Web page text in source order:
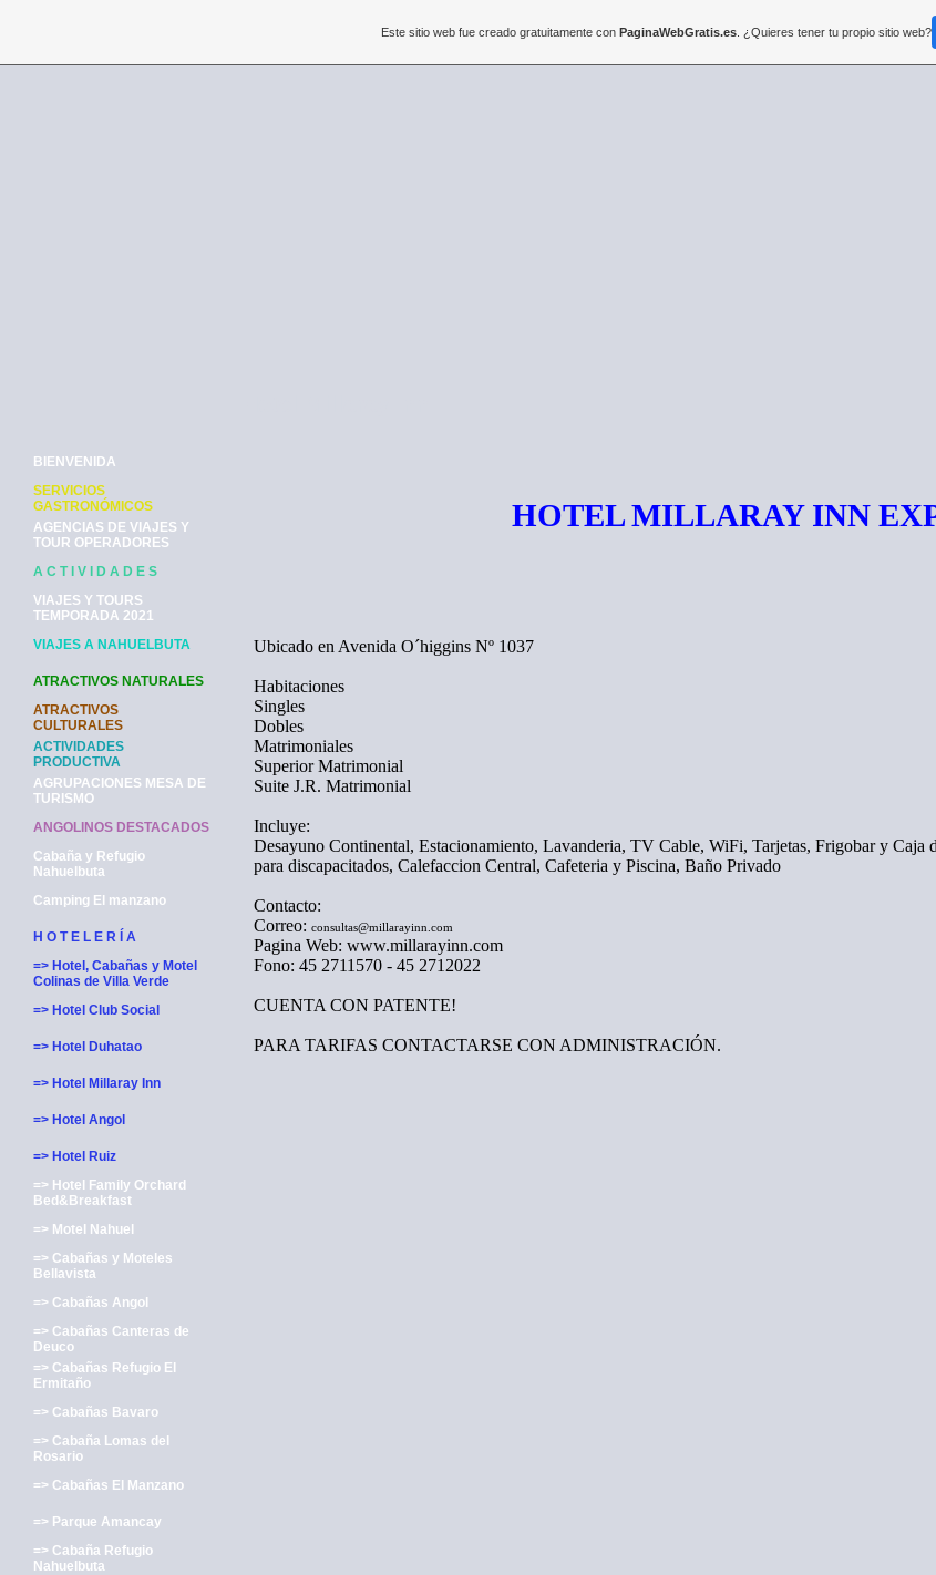
BIENVENIDA
SERVICIOS
GASTRONÓMICOS
AGENCIAS DE VIAJES Y
TOUR OPERADORES
A C T I V I D A D E S
VIAJES Y TOURS
TEMPORADA 2021
VIAJES A NAHUELBUTA
ATRACTIVOS NATURALES
ATRACTIVOS
CULTURALES
ACTIVIDADES
PRODUCTIVA
AGRUPACIONES MESA DE
TURISMO
ANGOLINOS DESTACADOS
Cabaña y Refugio
Nahuelbuta
Camping El manzano
H O T E L E R Í A
=> Hotel, Cabañas y Motel
Colinas de Villa Verde
=> Hotel Club Social
=> Hotel Duhatao
=> Hotel Millaray Inn
=> Hotel Angol
=> Hotel Ruiz
=> Hotel Family Orchard
Bed&Breakfast
=> Motel Nahuel
=> Cabañas y Moteles
Bellavista
=> Cabañas Angol
=> Cabañas Canteras de
Deuco
=> Cabañas Refugio El
Ermitaño
=> Cabañas Bavaro
=> Cabaña Lomas del
Rosario
=> Cabañas El Manzano
=> Parque Amancay
=> Cabaña Refugio
Nahuelbuta
HOTEL MILLARAY INN
Ubicado en Avenida O´higgins Nº 1037
Habitaciones
Singles
Dobles
Matrimoniales
Superior Matrimonial
Suite J.R. Matrimonial
Incluye:
Desayuno Continental, Estacionamiento, Lavanderia, TV Cable, WiFi, Tarjetas, Frigobar y Caja
para discapacitados, Calefaccion Central, Cafeteria y Piscina, Baño Privado
Contacto:
Correo: consultas@millarayinn.com
Pagina Web: www.millarayinn.com
Fono: 45 2711570 - 45 2712022
CUENTA CON PATENTE!
PARA TARIFAS CONTACTARSE CON ADMINISTRACIÓN.
Este sitio web fue creado gratuitamente con PaginaWebGratis.es. ¿Quieres tener tu propio sitio web?